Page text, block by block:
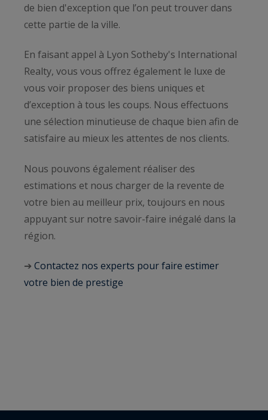
de bien d'exception que l’on peut trouver dans
cette partie de la ville.
En faisant appel à Lyon Sotheby's International
Realty, vous vous offrez également le luxe de
vous voir proposer des biens uniques et
d’exception à tous les coups. Nous effectuons
une sélection minutieuse de chaque bien afin de
satisfaire au mieux les attentes de nos clients.
Nous pouvons également réaliser des
estimations et nous charger de la revente de
votre bien au meilleur prix, toujours en nous
appuyant sur notre savoir-faire inégalé dans la
région.
➔ Contactez nos experts pour faire estimer
votre bien de prestige